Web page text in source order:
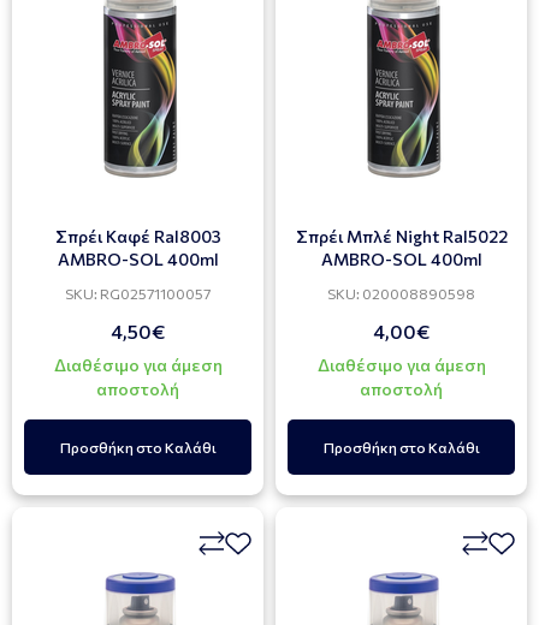
Σπρέι Καφέ Ral8003
AMBRO-SOL 400ml
SKU: RG02571100057
4,50€
Διαθέσιμο για άμεση
αποστολή
Προσθήκη στο Καλάθι
Σπρέι Μπλέ Night Ral5022
AMBRO-SOL 400ml
SKU: 020008890598
4,00€
Διαθέσιμο για άμεση
αποστολή
Προσθήκη στο Καλάθι